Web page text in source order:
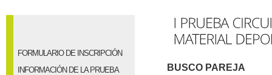
FORMULARIO DE INSCRIPCIÓN
INFORMACIÓN DE LA PRUEBA
BUSCO PAREJA